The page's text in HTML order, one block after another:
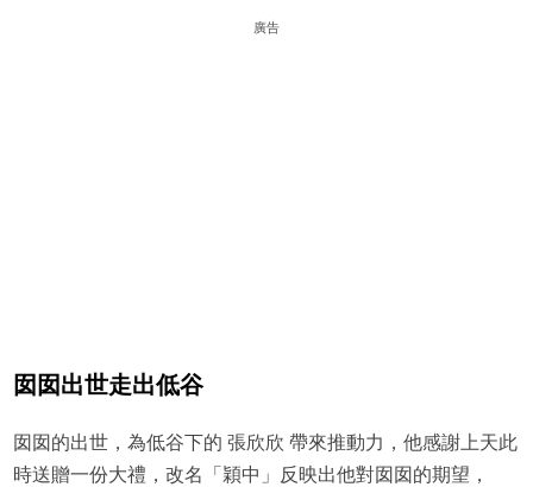
廣告
囡囡出世走出低谷
囡囡的出世，為低谷下的 張欣欣 帶來推動力，他感謝上天此
時送贈一份大禮，改名「穎中」反映出他對囡囡的期望，